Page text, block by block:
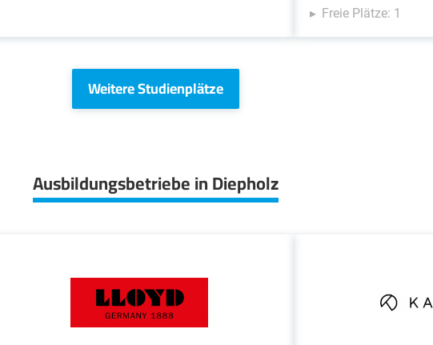
Freie Plätze: 1
Weitere Studienplätze
Ausbildungsbetriebe in Diepholz